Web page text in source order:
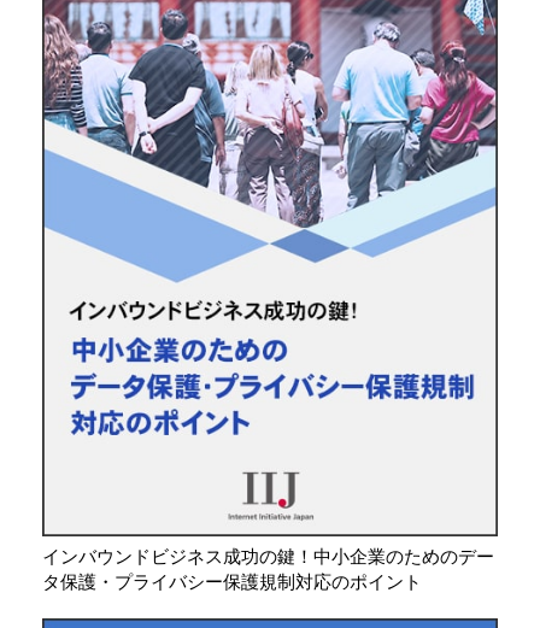
インバウンドビジネス成功の鍵！中小企業のためのデー
タ保護・プライバシー保護規制対応のポイント